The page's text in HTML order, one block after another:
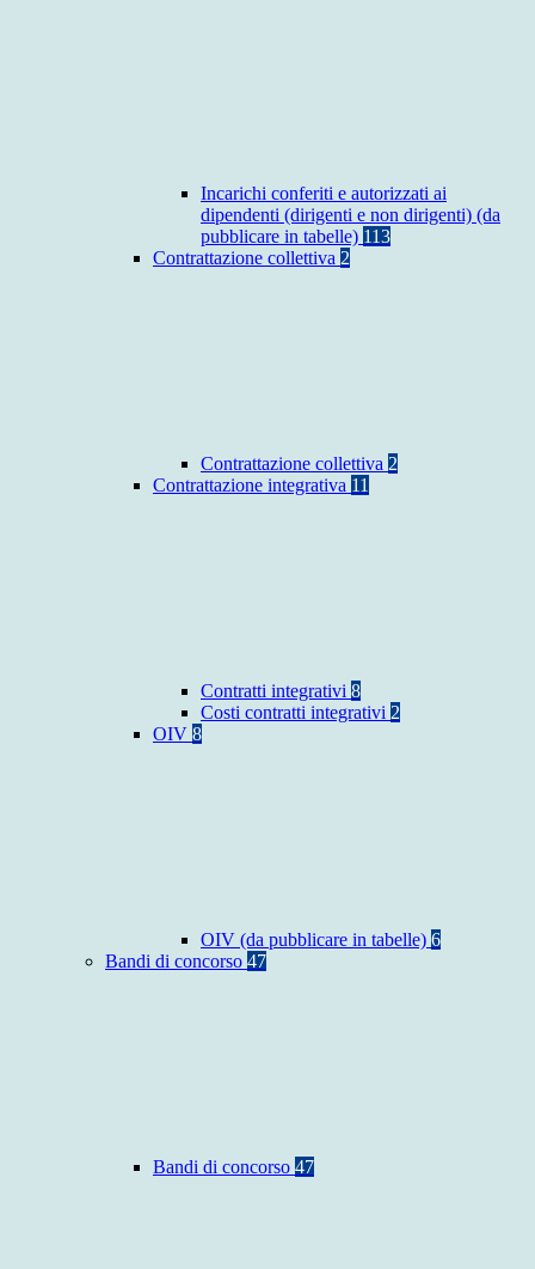
Incarichi conferiti e autorizzati ai
dipendenti (dirigenti e non dirigenti) (da
pubblicare in tabelle) 113
Contrattazione collettiva 2
Contrattazione collettiva 2
Contrattazione integrativa 11
Contratti integrativi 8
Costi contratti integrativi 2
OIV 8
OIV (da pubblicare in tabelle) 6
Bandi di concorso 47
Bandi di concorso 47